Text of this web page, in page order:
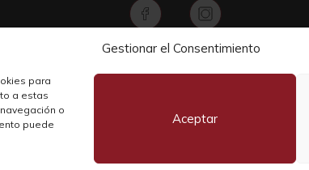
Gestionar el Consentimiento
para
a estas
o
puede
Aceptar